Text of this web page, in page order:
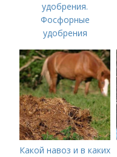
удобрения.
Фосфорные
удобрения
Какой навоз и в каких